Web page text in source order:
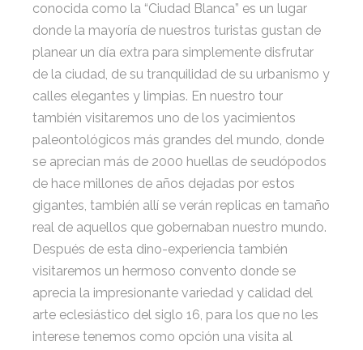
conocida como la “Ciudad Blanca” es un lugar
donde la mayoría de nuestros turistas gustan de
planear un día extra para simplemente disfrutar
de la ciudad, de su tranquilidad de su urbanismo y
calles elegantes y limpias. En nuestro tour
también visitaremos uno de los yacimientos
paleontológicos más grandes del mundo, donde
se aprecian más de 2000 huellas de seudópodos
de hace millones de años dejadas por estos
gigantes, también allí se verán replicas en tamaño
real de aquellos que gobernaban nuestro mundo.
Después de esta dino-experiencia también
visitaremos un hermoso convento donde se
aprecia la impresionante variedad y calidad del
arte eclesiástico del siglo 16, para los que no les
interese tenemos como opción una visita al